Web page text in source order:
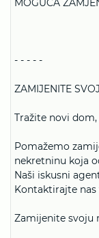
MOGUĆA
- - - - -
ZAMIJENITE
Tražite novi
Pomažemo
nekretninu koja
Naši iskusni
Kontaktirajte nas
Zamijenite svoju